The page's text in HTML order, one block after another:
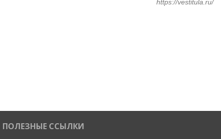
https://vestitula.ru/
ПОЛЕЗНЫЕ ССЫЛКИ